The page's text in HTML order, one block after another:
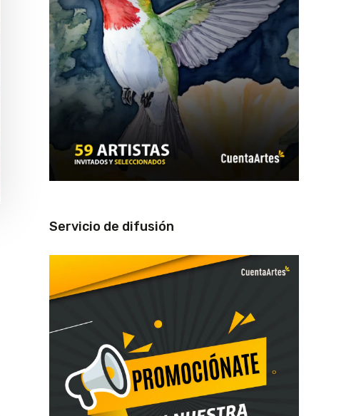
Servicio de difusión